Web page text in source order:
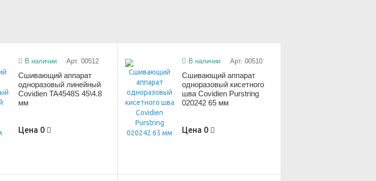
В наличии Арт. 00512
Сшивающий аппарат
одноразовый линейный
Covidien TA4548S 45\4.8
мм
Цена 0
В наличии Арт. 00510
Сшивающий аппарат
одноразовый кисетного
шва Covidien Purstring
020242 65 мм
Цена 0